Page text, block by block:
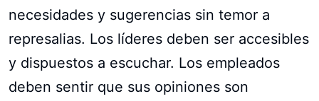
necesidades y sugerencias sin temor a
represalias. Los líderes deben ser accesibles
y dispuestos a escuchar. Los empleados
deben sentir que sus opiniones son